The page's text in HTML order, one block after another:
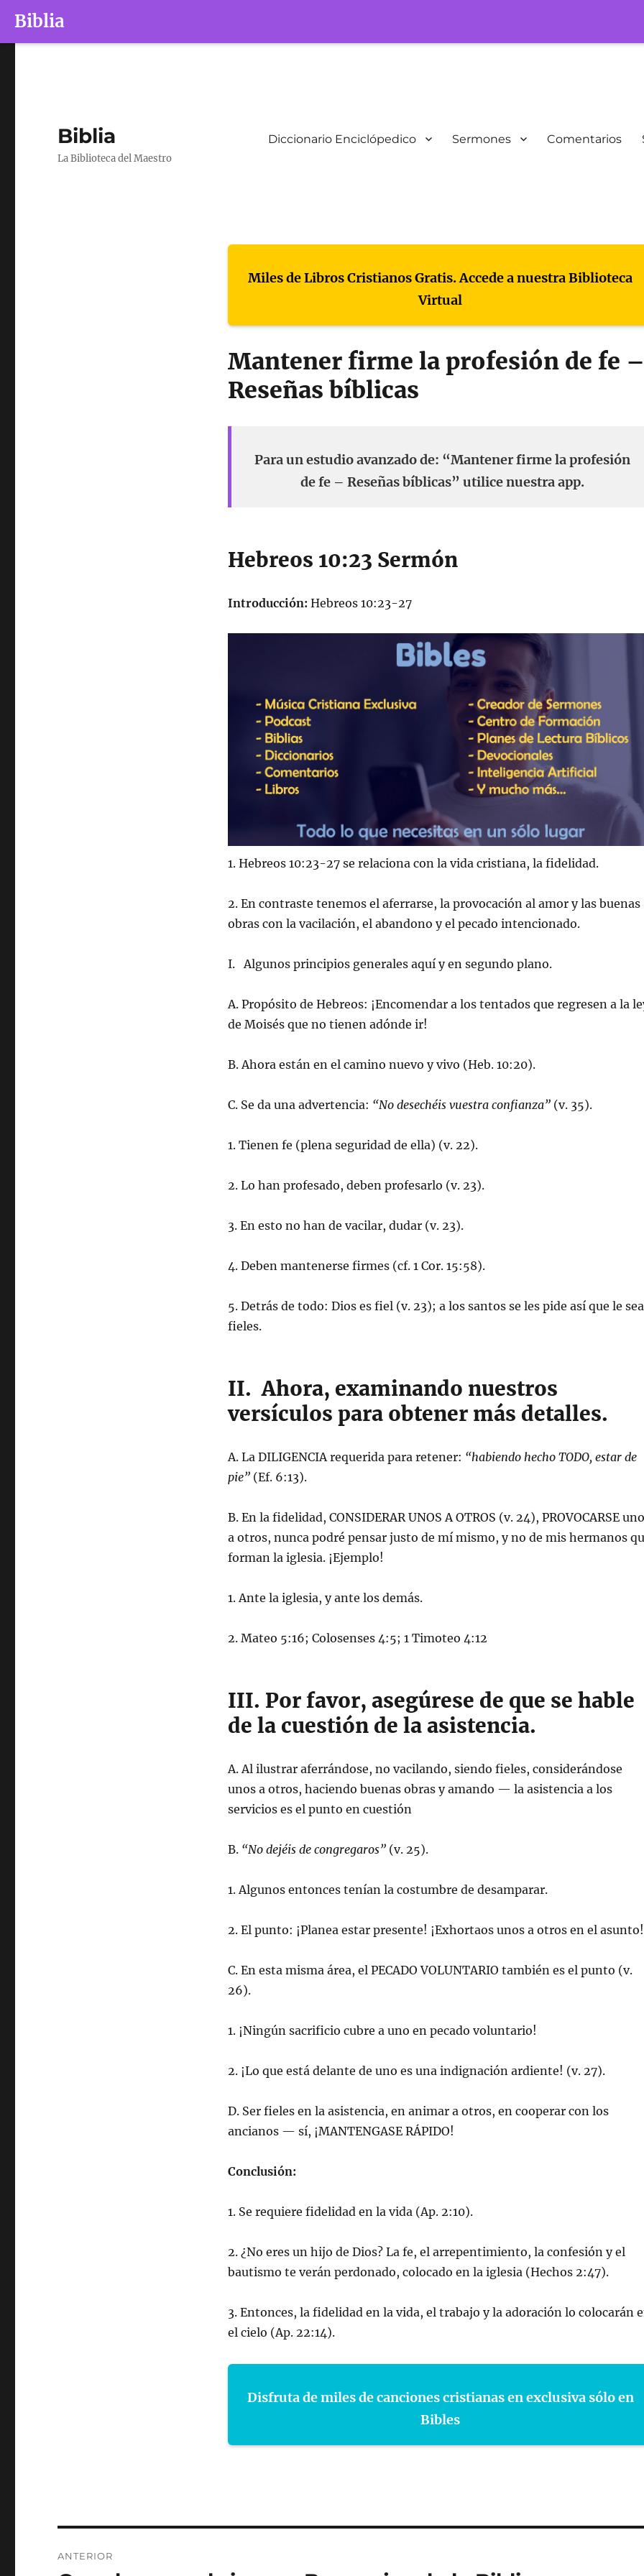
Biblia
Biblia
La Biblioteca del Maestro
Diccionario Enciclópedico Sermones Comentarios
Miles de Libros Cristianos Gratis. Accede a nuestra Biblioteca
Virtual
Mantener firme la profesión de fe –
Reseñas bíblicas
Para un estudio avanzado de: “Mantener firme la profesión
de fe – Reseñas bíblicas” utilice nuestra app.
Hebreos 10:23 Sermón
Introducción: Hebreos 10:23-27
1. Hebreos 10:23-27 se relaciona con la vida cristiana, la fidelidad.
2. En contraste tenemos el aferrarse, la provocación al amor y las buenas
obras con la vacilación, el abandono y el pecado intencionado.
I. Algunos principios generales aquí y en segundo plano.
A. Propósito de Hebreos: ¡Encomendar a los tentados que regresen a la
de Moisés que no tienen adónde ir!
B. Ahora están en el camino nuevo y vivo (Heb. 10:20).
C. Se da una advertencia: “No desechéis vuestra confianza”(v. 35).
1. Tienen fe (plena seguridad de ella) (v. 22).
2. Lo han profesado, deben profesarlo (v. 23).
3. En esto no han de vacilar, dudar (v. 23).
4. Deben mantenerse firmes (cf. 1 Cor. 15:58).
5. Detrás de todo: Dios es fiel (v. 23); a los santos se les pide así que le
fieles.
II. Ahora, examinando nuestros
versículos para obtener más detalles.
A. La DILIGENCIA requerida para retener: “habiendo hecho TODO, estar de
pie”(Ef. 6:13).
B. En la fidelidad, CONSIDERAR UNOS A OTROS (v. 24), PROVOCARSE
a otros, nunca podré pensar justo de mí mismo, y no de mis hermanos
forman la iglesia. ¡Ejemplo!
1. Ante la iglesia, y ante los demás.
2. Mateo 5:16; Colosenses 4:5; 1 Timoteo 4:12
III. Por favor, asegúrese de que se hable
de la cuestión de la asistencia.
A. Al ilustrar aferrándose, no vacilando, siendo fieles, considerándose
unos a otros, haciendo buenas obras y amando — la asistencia a los
servicios es el punto en cuestión
B. “No dejéis de congregaros”(v. 25).
1. Algunos entonces tenían la costumbre de desamparar.
2. El punto: ¡Planea estar presente! ¡Exhortaos unos a otros en el asunto!
C. En esta misma área, el PECADO VOLUNTARIO también es el punto (v.
26).
1. ¡Ningún sacrificio cubre a uno en pecado voluntario!
2. ¡Lo que está delante de uno es una indignación ardiente! (v. 27).
D. Ser fieles en la asistencia, en animar a otros, en cooperar con los
ancianos — sí, ¡MANTENGASE RÁPIDO!
Conclusión:
1. Se requiere fidelidad en la vida (Ap. 2:10).
2. ¿No eres un hijo de Dios? La fe, el arrepentimiento, la confesión y el
bautismo te verán perdonado, colocado en la iglesia (Hechos 2:47).
3. Entonces, la fidelidad en la vida, el trabajo y la adoración lo colocarán
el cielo (Ap. 22:14).
Disfruta de miles de canciones cristianas en exclusiva sólo en
Bibles
ANTERIOR